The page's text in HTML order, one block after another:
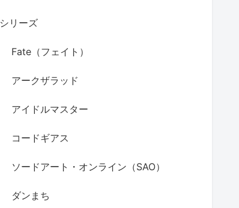
シリーズ
Fate（フェイト）
アークザラッド
アイドルマスター
コードギアス
ソードアート・オンライン（SAO）
ダンまち